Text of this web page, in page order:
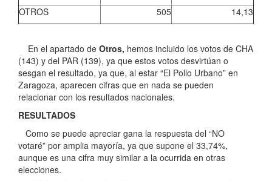
OTROS
505 14,13
En el apartado de Otros, hemos incluido los votos de CHA
(143) y del PAR (139), ya que estos votos desvirtúan o
sesgan el resultado, ya que, al estar “El Pollo Urbano” en
Zaragoza, aparecen cifras que en nada se pueden
relacionar con los resultados nacionales.
RESULTADOS
Como se puede apreciar gana la respuesta del “NO
votaré” por amplia mayoría, ya que supone el 33,74%,
aunque es una cifra muy similar a la ocurrida en otras
elecciones.